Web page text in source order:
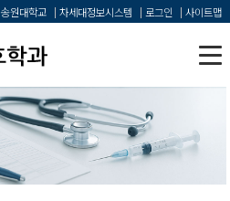
송원대학교 차세대정보시스템 로그인 사이트맵